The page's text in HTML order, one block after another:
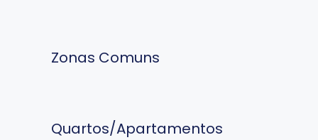
Zonas Comuns
Quartos/Apartamentos